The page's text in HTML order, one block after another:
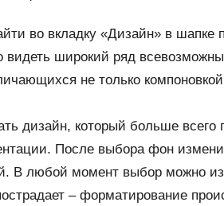
во вкладку «Дизайн» в шапке
видеть широкий ряд
не только
дизайн, который больше
После выбора фон
В любой момент выбор можно
– форматирование